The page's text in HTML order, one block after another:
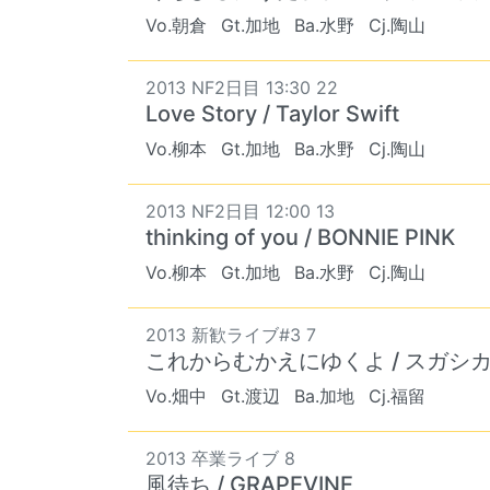
Vo.朝倉 Gt.加地 Ba.水野 Cj.陶山
2013 NF2日目 13:30 22
Love Story / Taylor Swift
Vo.柳本 Gt.加地 Ba.水野 Cj.陶山
2013 NF2日目 12:00 13
thinking of you / BONNIE PINK
Vo.柳本 Gt.加地 Ba.水野 Cj.陶山
2013 新歓ライブ#3 7
これからむかえにゆくよ / スガシ
Vo.畑中 Gt.渡辺 Ba.加地 Cj.福留
2013 卒業ライブ 8
風待ち / GRAPEVINE